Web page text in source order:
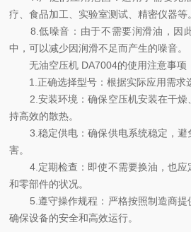
疗、食品加工、实验室测试、精密仪器等
8.低噪音：由于不需要润滑油，因
中，可以减少因润滑不足而产生的噪音。
无油空压机 DA7004的使用注意事项
1.正确选择型号：根据实际应用需求
2.安装环境：确保空压机安装在干燥
持高效的散热。
3.稳定供电：确保供电系统稳定，避
害。
4.定期检查：即使不需要换油，也应
和零部件的状况。
5.遵守操作规程：严格按照制造商提
确保设备的安全和高效运行。